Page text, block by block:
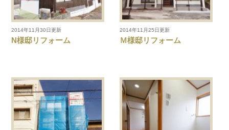
2014年11月30日更新
N様邸リフォーム
2014年11月25日更新
Ｍ様邸リフォーム